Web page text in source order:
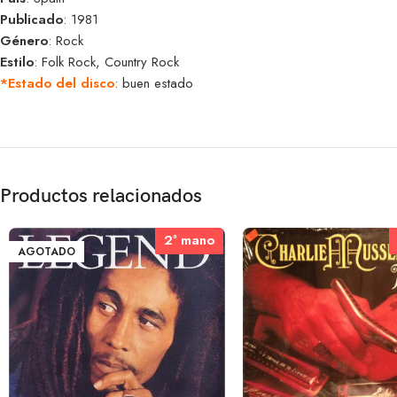
Publicado: 1981
Género: Rock
Estilo: Folk Rock, Country Rock
*Estado del disco: buen estado
Productos relacionados
AGOTADO
2ª mano
2ª mano